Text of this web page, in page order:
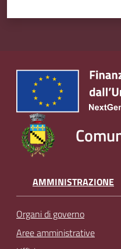
AMMINISTRAZIONE
Organi di governo
Aree amministrative